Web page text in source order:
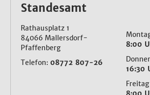
Standesamt
Rathausplatz 1
84066 Mallersdorf-
Pfaffenberg
Telefon:08772 807-26
8:00
16:30
Freitag